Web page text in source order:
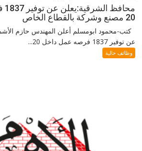
20 مصنع وشركة بالقطاع الخاص
كتب-محمود ابومسلم أعلن المهندس حازم
عن توفير 1837 فرصه عمل داخل 20...
وظائف خالية